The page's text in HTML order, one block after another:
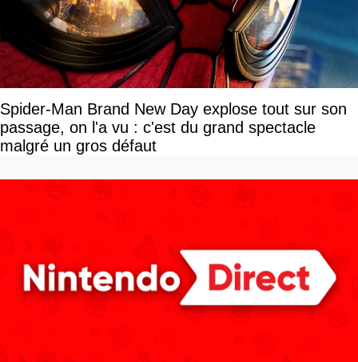
Spider-Man Brand New Day explose tout sur son
passage, on l'a vu : c'est du grand spectacle
malgré un gros défaut